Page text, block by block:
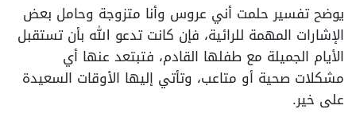
يوضح تفسير حلمت أني عروس وأنا متزوجة وحامل بعض
الإشارات المهمة للرائية، فإن كانت تدعو الله بأن تستقبل
الأيام الجميلة مع طفلها القادم، فتبتعد عنها أي
مشكلات صحية أو متاعب، وتأتي إليها الأوقات السعيدة
على خير.